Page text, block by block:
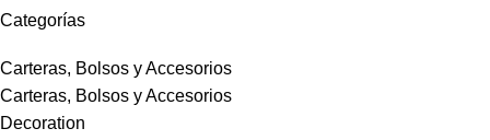
Categorías
Carteras, Bolsos y Accesorios
Carteras, Bolsos y Accesorios
Decoration